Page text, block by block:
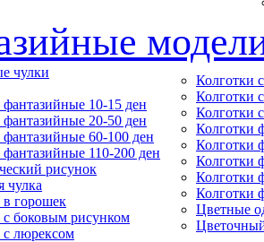
чулки
10-15 ден
20-50 ден
60-100 ден
110-200 ден
рисунок
чулка
в горошек
с боковым рисунком
с люрексом
Колготки
Колготки
Колготки
Колготки
Колготки
Колготки
Колготки
Колготки
Цветные